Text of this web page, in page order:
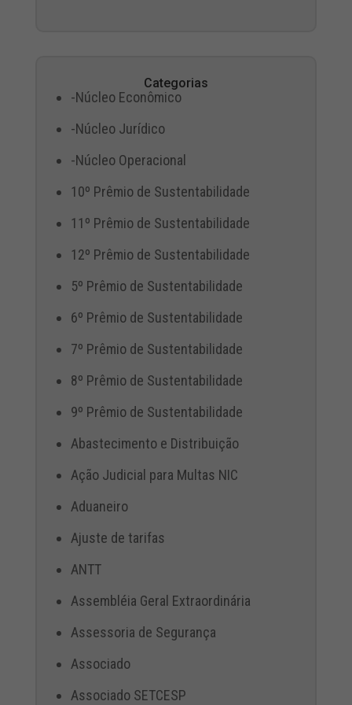
Categorias
-Núcleo Econômico
-Núcleo Jurídico
-Núcleo Operacional
10º Prêmio de Sustentabilidade
11º Prêmio de Sustentabilidade
12º Prêmio de Sustentabilidade
5º Prêmio de Sustentabilidade
6º Prêmio de Sustentabilidade
7º Prêmio de Sustentabilidade
8º Prêmio de Sustentabilidade
9º Prêmio de Sustentabilidade
Abastecimento e Distribuição
Ação Judicial para Multas NIC
Aduaneiro
Ajuste de tarifas
ANTT
Assembléia Geral Extraordinária
Assessoria de Segurança
Associado
Associado SETCESP